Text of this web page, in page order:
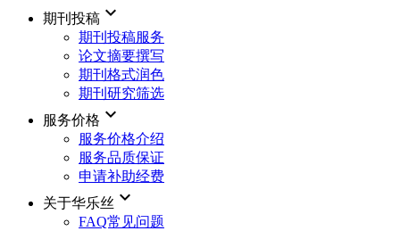
期刊投稿 keyboard_arrow_down
期刊投稿服务
论文摘要撰写
期刊格式润色
期刊研究筛选
服务价格 keyboard_arrow_down
服务价格介绍
服务品质保证
申请补助经费
关于华乐丝 keyboard_arrow_down
FAQ常见问题